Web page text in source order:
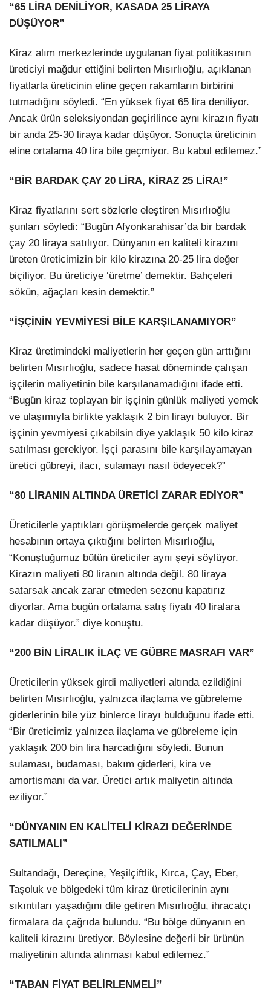
“65 LİRA DENİLİYOR, KASADA 25 LİRAYA
DÜŞÜYOR”
Kiraz alım merkezlerinde uygulanan fiyat politikasının
üreticiyi mağdur ettiğini belirten Mısırlıoğlu, açıklanan
fiyatlarla üreticinin eline geçen rakamların birbirini
tutmadığını söyledi. “En yüksek fiyat 65 lira deniliyor.
Ancak ürün seleksiyondan geçirilince aynı kirazın fiyatı
bir anda 25-30 liraya kadar düşüyor. Sonuçta üreticinin
eline ortalama 40 lira bile geçmiyor. Bu kabul edilemez.”
“BİR BARDAK ÇAY 20 LİRA, KİRAZ 25 LİRA!”
Kiraz fiyatlarını sert sözlerle eleştiren Mısırlıoğlu
şunları söyledi: “Bugün Afyonkarahisar’da bir bardak
çay 20 liraya satılıyor. Dünyanın en kaliteli kirazını
üreten üreticimizin bir kilo kirazına 20-25 lira değer
biçiliyor. Bu üreticiye ‘üretme’ demektir. Bahçeleri
sökün, ağaçları kesin demektir.”
“İŞÇİNİN YEVMİYESİ BİLE KARŞILANAMIYOR”
Kiraz üretimindeki maliyetlerin her geçen gün arttığını
belirten Mısırlıoğlu, sadece hasat döneminde çalışan
işçilerin maliyetinin bile karşılanamadığını ifade etti.
“Bugün kiraz toplayan bir işçinin günlük maliyeti yemek
ve ulaşımıyla birlikte yaklaşık 2 bin lirayı buluyor. Bir
işçinin yevmiyesi çıkabilsin diye yaklaşık 50 kilo kiraz
satılması gerekiyor. İşçi parasını bile karşılayamayan
üretici gübreyi, ilacı, sulamayı nasıl ödeyecek?”
“80 LİRANIN ALTINDA ÜRETİCİ ZARAR EDİYOR”
Üreticilerle yaptıkları görüşmelerde gerçek maliyet
hesabının ortaya çıktığını belirten Mısırlıoğlu,
“Konuştuğumuz bütün üreticiler aynı şeyi söylüyor.
Kirazın maliyeti 80 liranın altında değil. 80 liraya
satarsak ancak zarar etmeden sezonu kapatırız
diyorlar. Ama bugün ortalama satış fiyatı 40 liralara
kadar düşüyor.” diye konuştu.
“200 BİN LİRALIK İLAÇ VE GÜBRE MASRAFI VAR”
Üreticilerin yüksek girdi maliyetleri altında ezildiğini
belirten Mısırlıoğlu, yalnızca ilaçlama ve gübreleme
giderlerinin bile yüz binlerce lirayı bulduğunu ifade etti.
“Bir üreticimiz yalnızca ilaçlama ve gübreleme için
yaklaşık 200 bin lira harcadığını söyledi. Bunun
sulaması, budaması, bakım giderleri, kira ve
amortismanı da var. Üretici artık maliyetin altında
eziliyor.”
“DÜNYANIN EN KALİTELİ KİRAZI DEĞERİNDE
SATILMALI”
Sultandağı, Dereçine, Yeşilçiftlik, Kırca, Çay, Eber,
Taşoluk ve bölgedeki tüm kiraz üreticilerinin aynı
sıkıntıları yaşadığını dile getiren Mısırlıoğlu, ihracatçı
firmalara da çağrıda bulundu. “Bu bölge dünyanın en
kaliteli kirazını üretiyor. Böylesine değerli bir ürünün
maliyetinin altında alınması kabul edilemez.”
“TABAN FİYAT BELİRLENMELİ”